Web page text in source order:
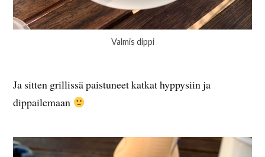
Valmis dippi
Ja sitten grillissä paistuneet katkat hyppysiin ja
dippailemaan